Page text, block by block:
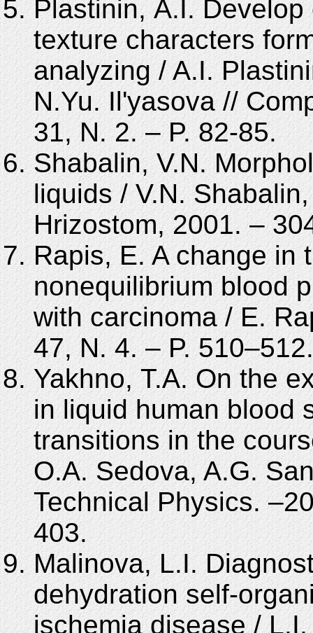
Plastinin, A.I.
texture characters
analyzing / A.I.
N.Yu. Il'yasova //
31, N. 2. – P. 82-85.
Shabalin, V.N.
liquids / V.N.
Hrizostom, 2001. –
Rapis, E. A change in
nonequilibrium blood
with carcinoma / E.
47, N. 4. – P. 510–512.
Yakhno, T.A. On the
in liquid human blood
transitions in the
O.A. Sedova, A.G.
Technical Physics.
403.
Malinova, L.I.
dehydration self-
ischemia disease /